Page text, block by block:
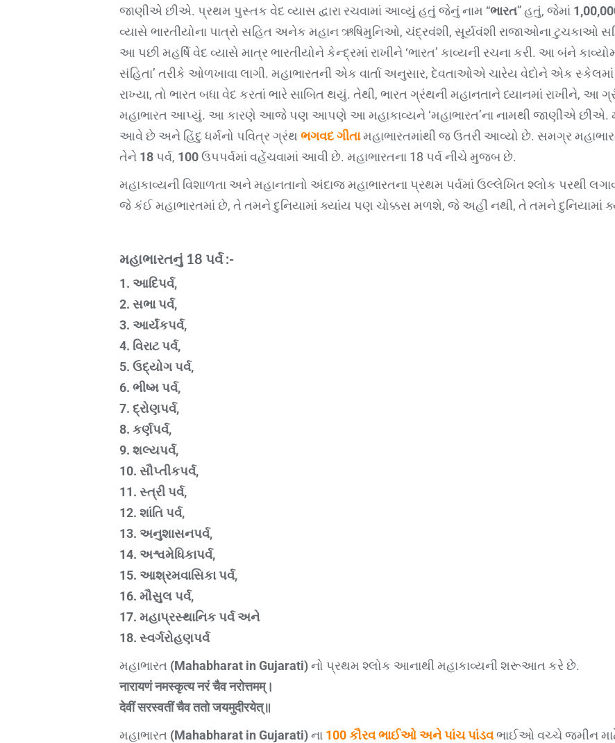
જાણીએ છીએ. પ્રથમ પુસ્તક વેદ વ્યાસ દ્વારા રચવામાં આવ્યું હતું જેનું નામ “ભારત” હતું, જેમાં
વ્યાસે ભારતીયોના પાત્રો સહિત અનેક મહાન ઋષિમુનિઓ, ચંદ્રવંશી, સૂર્યવંશી રાજાઓના ટુચકાઓ
આ પછી મહર્ષિ વેદ વ્યાસે માત્ર ભારતીયોને કેન્દ્રમાં રાખીને ‘ભારત’ કાવ્યની રચના કરી. આ બંને
સંહિતા’ તરીકે ઓળખાવા લાગી. મહાભારતની એક વાર્તા અનુસાર, દેવતાઓએ ચારેય વેદોને એક
રાખ્યા, તો ભારત બધા વેદ કરતાં ભારે સાબિત થયું. તેથી, ભારત ગ્રંથની મહાનતાને ધ્યાનમાં
મહાભારત આપ્યું. આ કારણે આજે પણ આપણે આ મહાકાવ્યને ‘મહાભારત’ના નામથી જાણીએ છીએ.
આવે છે અને હિંદુ ધર્મનો પવિત્ર ગ્રંથ ભગવદ ગીતામહાભારતમાંથી જ ઉતરી આવ્યો છે. સમગ્ર
તેને 18 પર્વ, 100ઉપપર્વમાં વહેંચવામાં આવી છે. મહાભારતના 18 પર્વ નીચે મુજબ છે.
મહાકાવ્યની વિશાળતા અને મહાનતાનો અંદાજ મહાભારતના પ્રથમ પર્વમાં ઉલ્લેખિત શ્લોક પરથી
જે કંઈ મહાભારતમાં છે, તે તમને દુનિયામાં ક્યાંય પણ ચોક્કસ મળશે, જે અહીં નથી, તે તમને દુનિયામાં
મહાભારતનું 18 પર્વ :-
1. આદિપર્વ,
2. સભા પર્વ,
3. આર્યંકપર્વ,
4. વિરાટ પર્વ,
5. ઉદ્યોગ પર્વ,
6. ભીષ્મ પર્વ,
7. દ્રોણપર્વ,
8. કર્ણપર્વ,
9. શલ્યપર્વ,
10. સૌપ્તીકપર્વ,
11. સ્ત્રી પર્વ,
12. શાંતિ પર્વ,
13. અનુશાસનપર્વ,
14. અશ્વમેધિકાપર્વ,
15. આશ્રમવાસિકા પર્વ,
16. મૌસુલ પર્વ,
17. મહાપ્રસ્થાનિક પર્વ અને
18. સ્વર્ગરોહણપર્વ
મહાભારત (Mahabharat in Gujarati)નો પ્રથમ શ્લોક આનાથી મહાકાવ્યની શરૂઆત કરે છે.
नारायणं नमस्कृत्य नरं चैव नरोत्तमम्।
देवीं सरस्वतीं चैव ततो जयमुदीरयेत्॥
મહાભારત (Mahabharat in Gujarati)ના 100 કૌરવ ભાઈઓ અને પાંચ પાંડવભાઈઓ વચ્ચે જમીન